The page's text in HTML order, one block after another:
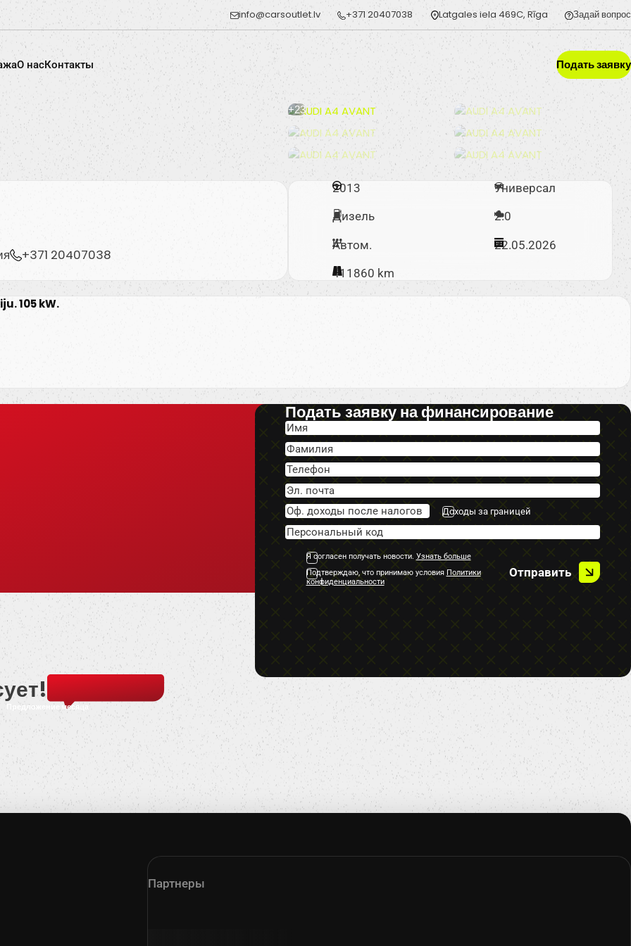
info@carsoutlet.lv +371 20407038 Latgales iela 469C, Rīga Задай вопрос
O насКонтакты Подать заявку
+23
+371 20407038
2013 Универсал
Дизель 2.0
Автом. 22.05.2026
411860 km
105 kW.
Подать заявку на финансирование
Доходы за границей
Я согласен получать новости. Узнать больше
Подтверждаю, что принимаю условия Политики
конфиденциальности
Отправить
Предложение месяца
Партнеры